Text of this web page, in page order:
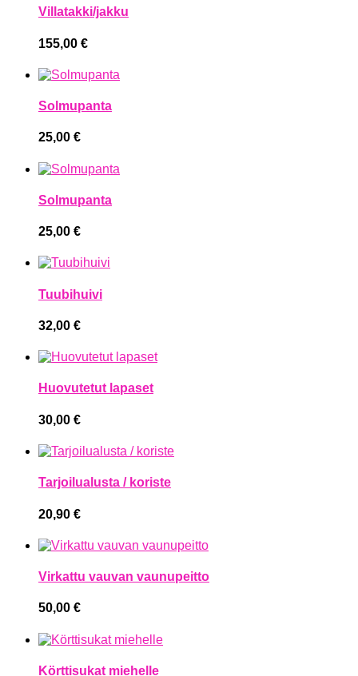
Villatakki/jakku
155,00 €
Solmupanta
25,00 €
Solmupanta
25,00 €
Tuubihuivi
32,00 €
Huovutetut lapaset
30,00 €
Tarjoilualusta / koriste
20,90 €
Virkattu vauvan vaunupeitto
50,00 €
Körttisukat miehelle